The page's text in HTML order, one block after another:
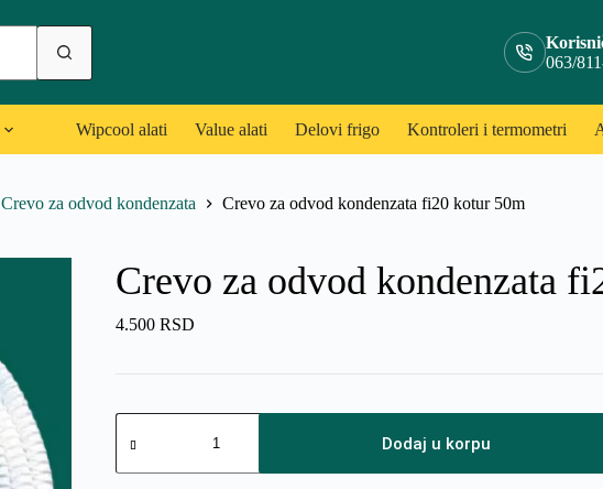
063/
Wipcool alati Value alati Delovi frigo Kontroleri i termometri
Crevo za odvod kondenzata Crevo za odvod kondenzata fi20 kotur 50m
Crevo za odvod kondenzata
4.500RSD
Crevo
za
kondenzata
Dodaj u korpu